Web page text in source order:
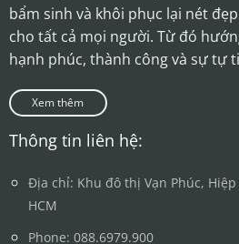
bẩm sinh và khôi phục lại nét
cho tất cả mọi người. Từ đó
hạnh phúc, thành công và sự tự
Xem thêm
Thông tin liên hệ:
Địa chỉ: Khu đô thị Vạn Phúc,
HCM
Phone: 088.6979.900